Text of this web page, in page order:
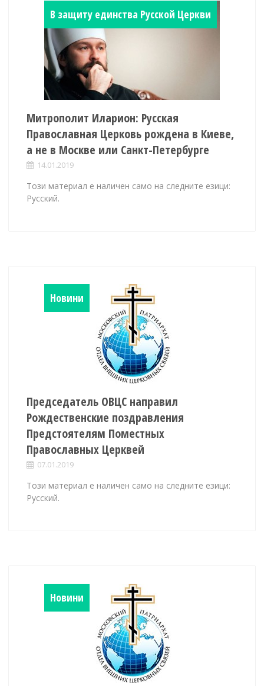
В защиту единства Русской Церкви
Митрополит Иларион: Русская
Православная Церковь рождена в Киеве,
а не в Москве или Санкт-Петербурге
14.01.2019
Този материал е наличен само на следните езици:
Русский.
Новини
Председатель ОВЦС направил
Рождественские поздравления
Предстоятелям Поместных
Православных Церквей
07.01.2019
Този материал е наличен само на следните езици:
Русский.
Новини